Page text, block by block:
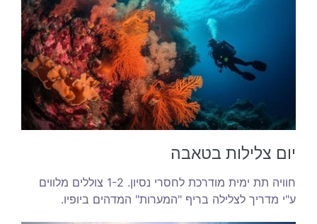
יום צלילות בטאבה
חוויה תת ימית מודרכת לחסרי נסיון. 1-2 צוללים מלווים
ע"י מדריך לצלילה בריף "המערות" המדהים ביופיו.